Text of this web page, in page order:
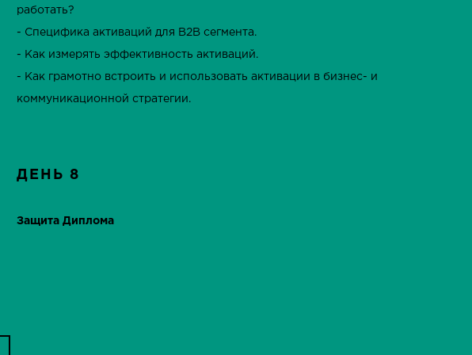
работать?
- Специфика активаций для В2В сегмента.
- Как измерять эффективность активаций.
- Как грамотно встроить и использовать активации в бизнес- и
коммуникационной стратегии.
ДЕНЬ 8
Защита Диплома